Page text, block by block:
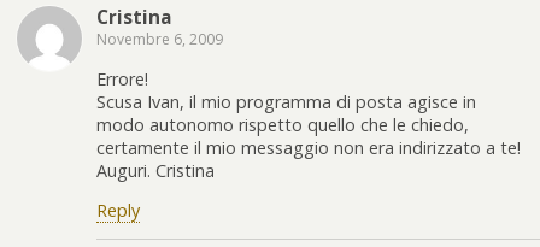
Cristina
Novembre 6, 2009
Errore!
Scusa Ivan, il mio programma di posta agisce in
modo autonomo rispetto quello che le chiedo,
certamente il mio messaggio non era indirizzato a te!
Auguri. Cristina
Reply